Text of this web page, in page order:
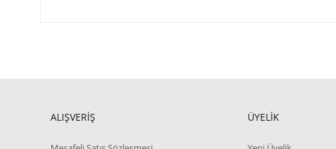
ALIŞVERİŞ ÜYELİK